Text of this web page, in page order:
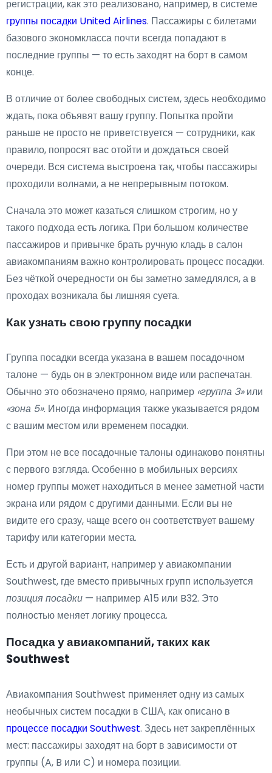
регистрации, как это реализовано, например, в системе
группы посадки United Airlines. Пассажиры с билетами
базового экономкласса почти всегда попадают в
последние группы — то есть заходят на борт в самом
конце.
В отличие от более свободных систем, здесь необходимо
ждать, пока объявят вашу группу. Попытка пройти
раньше не просто не приветствуется — сотрудники, как
правило, попросят вас отойти и дождаться своей
очереди. Вся система выстроена так, чтобы пассажиры
проходили волнами, а не непрерывным потоком.
Сначала это может казаться слишком строгим, но у
такого подхода есть логика. При большом количестве
пассажиров и привычке брать ручную кладь в салон
авиакомпаниям важно контролировать процесс посадки.
Без чёткой очередности он бы заметно замедлялся, а в
проходах возникала бы лишняя суета.
Как узнать свою группу посадки
Группа посадки всегда указана в вашем посадочном
талоне — будь он в электронном виде или распечатан.
Обычно это обозначено прямо, например «группа 3»или
«зона 5». Иногда информация также указывается рядом
с вашим местом или временем посадки.
При этом не все посадочные талоны одинаково понятны
с первого взгляда. Особенно в мобильных версиях
номер группы может находиться в менее заметной части
экрана или рядом с другими данными. Если вы не
видите его сразу, чаще всего он соответствует вашему
тарифу или категории места.
Есть и другой вариант, например у авиакомпании
Southwest, где вместо привычных групп используется
позиция посадки — например A15 или B32. Это
полностью меняет логику процесса.
Посадка у авиакомпаний, таких как
Southwest
Авиакомпания Southwest применяет одну из самых
необычных систем посадки в США, как описано в
процессе посадки Southwest. Здесь нет закреплённых
мест: пассажиры заходят на борт в зависимости от
группы (A, B или C) и номера позиции.